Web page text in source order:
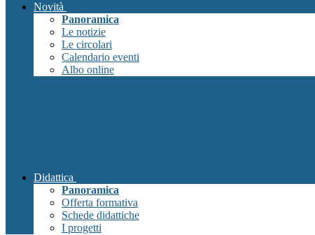
Novità
Panoramica
Le notizie
Le circolari
Calendario eventi
Albo online
Didattica
Panoramica
Offerta formativa
Schede didattiche
I progetti